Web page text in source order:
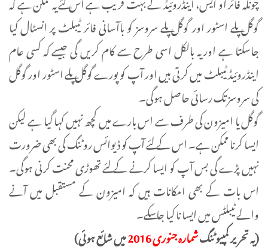
گوگل پلے اسٹور اور گوگل پلے سروسز کو باآسانی فائر ٹیبلٹ پر انسٹال کیا
جاسکتا ہے اور یہ بالکل اسی طرح سے کام کریں گی جیسے کہ کسی عام
اینڈروئیڈ ٹیبلٹ میں کرتی ہیں اور آپ کو پورے گوگل پلے اسٹور اور گوگل
کی سروسز تک رسائی حاصل ہوگی۔
گوگل یا امیزون کی طرف سے اس بارے میں کچھ نہیں کہا گیا ہے لیکن
ایسا کرنا ممکن ہے۔ اس کے لئے آپ کو ڈیوائس روٹنگ کی بھی ضرورت
نہیں پڑے گی بس آپ کو ایسا کرنے کے لئے تھوڑی محنت کرنی ہوگی۔
اس بات کے بھی امکانات ہیں کہ امیزون کے مستقبل میں آنے
والے ٹیبلٹس میں ایسا نا کیا جاسکے۔
(یہ تحریر کمپیوٹنگشمارہ جنوری 2016 میں شائع ہوئی)